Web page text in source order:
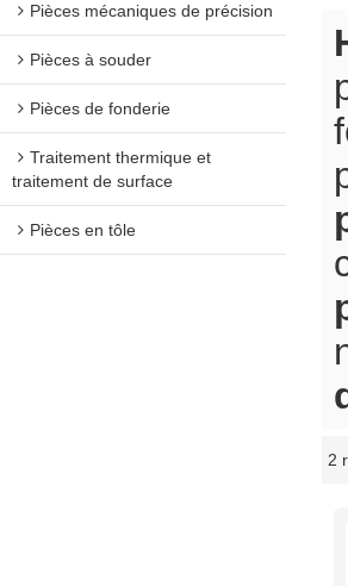
Pièces mécaniques de précision
Pièces à souder
Pièces de fonderie
Traitement thermique et
traitement de surface
Pièces en tôle
2